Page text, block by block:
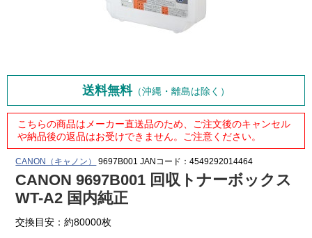
送料無料（沖縄・離島は除く）
こちらの商品はメーカー直送品のため、ご注文後のキャンセル
や納品後の返品はお受けできません。ご注意ください。
CANON（キャノン） 9697B001 JANコード：4549292014464
CANON 9697B001 回収トナーボックス
WT-A2 国内純正
交換目安：約80000枚